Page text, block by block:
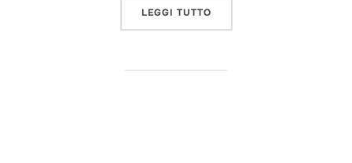
LEGGI TUTTO“COME GLI HACKER